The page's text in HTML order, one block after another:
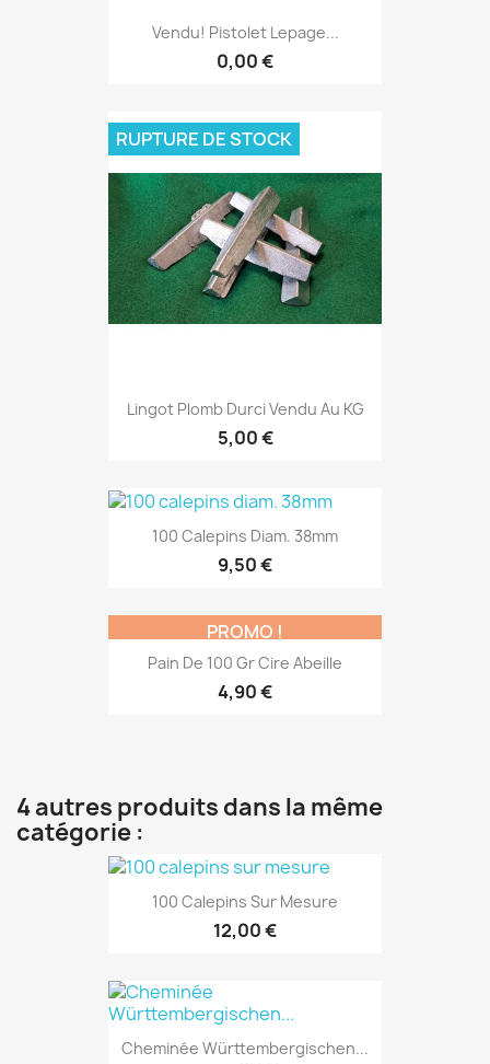
Vendu! Pistolet Lepage...
0,00 €
Lingot Plomb Durci Vendu Au KG
5,00 €
RUPTURE DE STOCK
100 Calepins Diam. 38mm
9,50 €
Pain De 100 Gr Cire Abeille
4,90 €
PROMO !
4 autres produits dans la même
catégorie :
100 Calepins Sur Mesure
12,00 €
Cheminée Württembergischen...